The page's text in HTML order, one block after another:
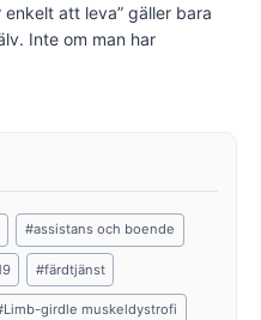
enkelt att leva” gäller bara
Inte om man har
#assistans och boende
#färdtjänst
Limb-girdle muskeldystrofi